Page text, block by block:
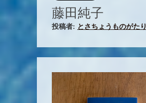
藤田純子
投稿者: とさちょうものがたり